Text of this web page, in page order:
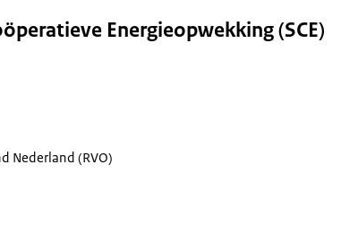
Energieopwekking (SCE)
Nederland (RVO)